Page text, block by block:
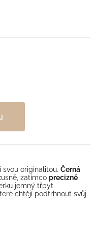
originalitou. Černá
zatímco precizně
jemný třpyt.
chtějí podtrhnout svůj